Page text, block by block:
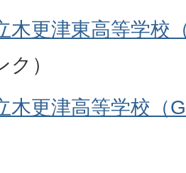
木更津東高等学校
ク）
木更津高等学校（